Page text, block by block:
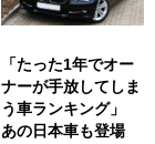
「たった1年でオー
ナーが手放してしま
う車ランキング」
あの日本車も登場